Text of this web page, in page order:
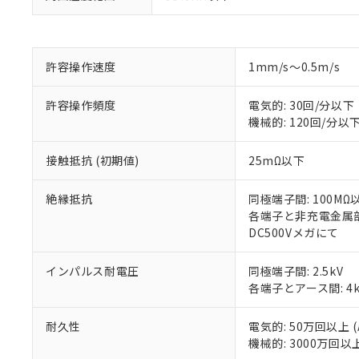
許容操作速度 1mm/s～0.5m/s
許容操作頻度
電気的: 30回/分以下
機械的: 120回/分以下
接触抵抗 (初期値) 25mΩ以下
絶縁抵抗
同極端子間: 100MΩ
各端子と非充電金属
DC500Vメガにて
インパルス耐電圧
同極端子間: 2.5kV
各端子とアース間:
耐久性
電気的: 50万回以上
機械的: 3000万回以
ご利用条件
以下の条件をお読
本サービス
くものです。
当社制御機
在庫状況お
のであり、
い。
正式な納期
当社販売員
オムロン制御
在庫状況お
す。
ている必要
お客様が当
対応予定：EU
調査・確認中：
非該当品：ライセ
があります。
*EU RoHS指令（10物質
鉛(Pb) 1000ppm以下、
六価クロム(Cr(Ⅵ))
フタル酸ビス(2-エチル
ル（DBP） 1000ppm
フタル酸エステル類の
※2 対応予定月
部品在庫の切り替
※3 非含有証明
※1 中国
「○」：最大均質
「×」：最大均質
「－」：未確認で
Cr(Ⅵ)(六価クロム) :
DBP(フタル酸ジブチル
DEHP(フタル酸ビス(2-
※2 環境保護使用
「ｅ」：有害物質
「10」：通常の使
味します。
「－」：未確認で
当社は、こ
などの必要な
当社は規制
ます。
当社は貴社
置等に一切使
当社は、貴
また当社は
たしません。
記
○ 一定数
△ 一定数
－
在庫な
機器販
空
受注生